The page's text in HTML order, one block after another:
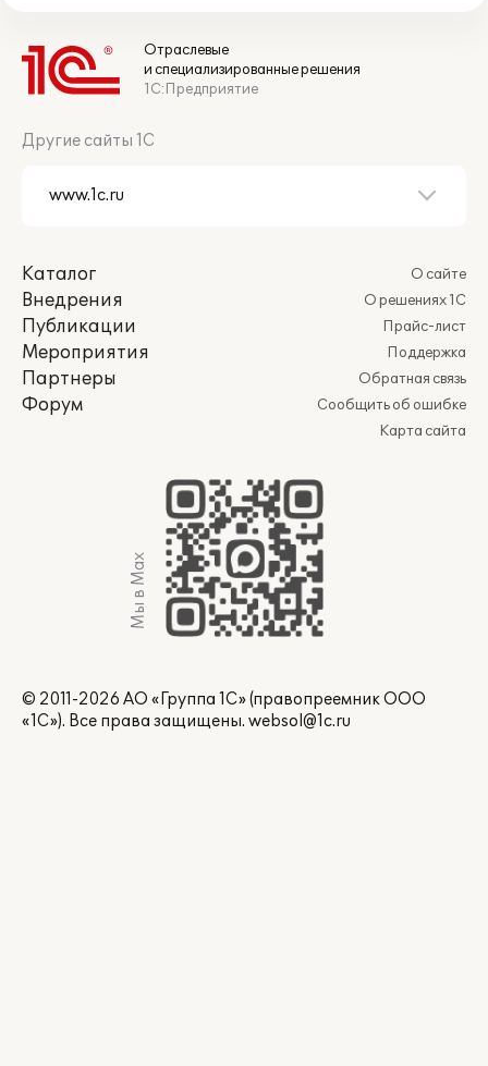
Отраслевые
и специализированные решения
1С:Предприятие
Другие сайты 1С
Каталог
Внедрения
Публикации
Мероприятия
Партнеры
Форум
О сайте
О решениях 1С
Прайс-лист
Поддержка
Обратная связь
Сообщить об ошибке
Карта сайта
Мы в Max
© 2011-2026 АО «Группа 1С» (правопреемник ООО
«1С»). Все права защищены. websol@1c.ru